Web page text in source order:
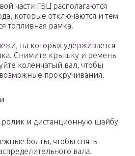
части ГБЦ располагаются
которые отключаются и тем
топливная рамка.
на которых удерживается
Снимите крышку и ремень
коленчатый вал, чтобы
прокручивания.
ролик и дистанционную шайбу
болты, чтобы снять
вала.